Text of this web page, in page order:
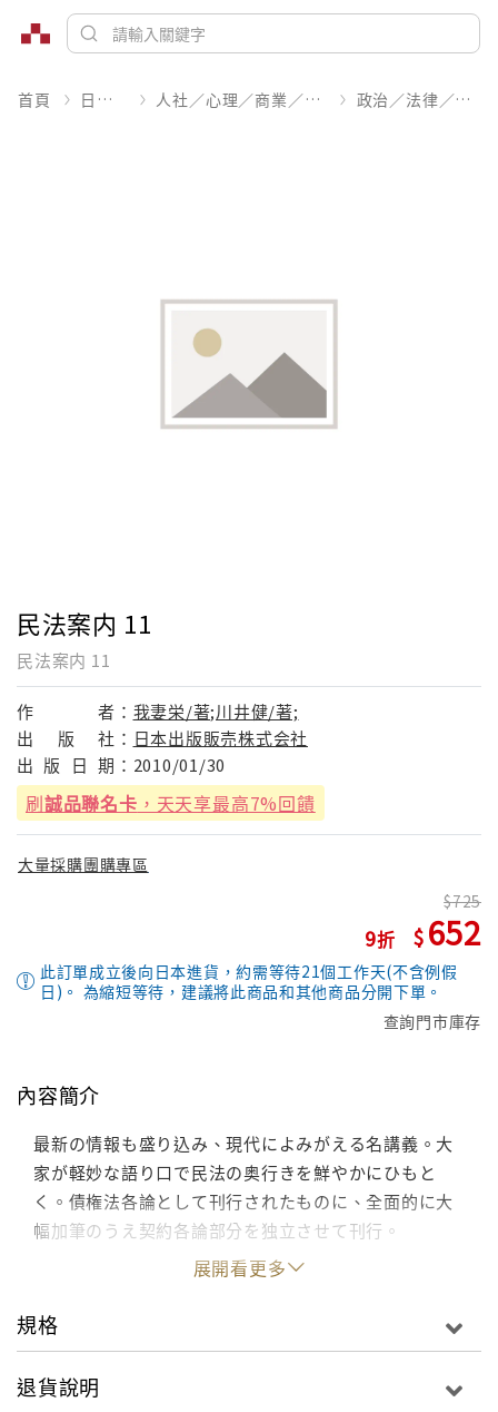
首頁 日文書 人社／心理／商業／其他 政治／法律／社會
民法案内 11
民法案内 11
作 者： 我妻栄/著;川井健/著;
出
版 社： 日本出版販売株式会社
出 版 日 期： 2010/01/30
刷誠品聯名卡 ，天天享最高7%回饋
大量採購團購專區
9
725
652
此訂單成立後向日本進貨，約需等待21個工作天(不含例假
日)。 為縮短等待，建議將此商品和其他商品分開下單。
查詢門市庫存
內容簡介
最新の情報も盛り込み、現代によみがえる名講義。大
家が軽妙な語り口で民法の奥行きを鮮やかにひもと
く。債権法各論として刊行されたものに、全面的に大
幅加筆のうえ契約各論部分を独立させて刊行。
展開看更多
規格
退貨說明